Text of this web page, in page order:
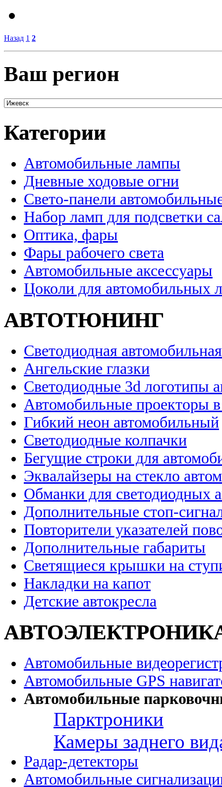
Назад 1 2
Ваш регион
Категории
Автомобильные лампы
Дневные ходовые огни
Свето-панели
Набор ламп для подсветки
Оптика, фары
Фары рабочего света
Автомобильные аксессуары
Цоколи для автомобильных
АВТОТЮНИНГ
Светодиодная
Ангельские глазки
Светодиодные 3d логотипы
Автомобильные проекторы
Гибкий неон автомобильный
Светодиодные колпачки
Бегущие строки для
Эквалайзеры на стекло
Обманки для светодиодных
Дополнительные стоп-
Повторители указателей
Дополнительные габариты
Светящиеся крышки на
Накладки на капот
Детские автокресла
Автомобильные
Автомобильные GPS
Автомобильные
Парктроники
Камеры заднего
Радар-детекторы
Автомобильные